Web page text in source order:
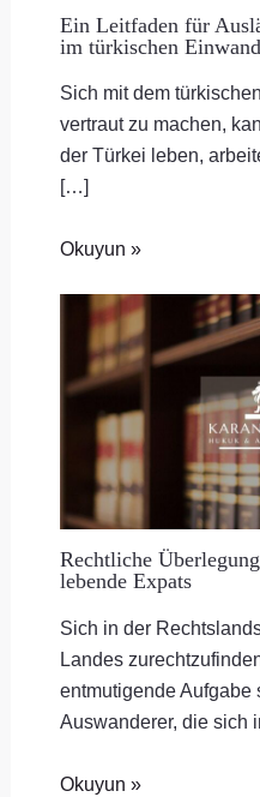
Ein Leitfaden für
im türkischen
Sich mit dem
vertraut zu machen,
der Türkei leben,
[…]
Okuyun »
Rechtliche
lebende Expats
Sich in der
Landes
entmutigende Aufgabe
Auswanderer, die sich
Okuyun »